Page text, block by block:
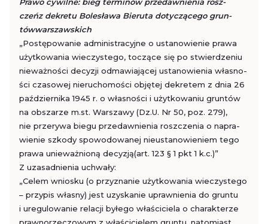
czeńz de­kre­tu Bo­le­sła­wa Bie­ru­ta do­ty­czą­ce­go grun­
tówwar­szaw­skich
„Po­stę­po­wa­nie ad­mi­ni­stra­cyj­ne o usta­no­wie­nie prawa
użyt­ko­wa­nia wie­czy­ste­go, to­czą­ce się po stwier­dze­niu
nie­waż­no­ści de­cy­zji od­ma­wia­ją­cej usta­no­wie­nia wła­sno­
ści cza­so­wej nie­ru­cho­mo­ści ob­ję­tej de­kre­tem z dnia 26
paź­dzier­ni­ka 1945 r. o wła­sno­ści i użyt­ko­wa­niu grun­tów
na ob­sza­rze m.​st. War­sza­wy (Dz.U. Nr 50, poz. 279),
nie prze­ry­wa biegu przedaw­nie­nia rosz­cze­nia o na­pra­
wie­nie szko­dy spo­wo­do­wa­nej nie­usta­no­wie­niem tego
prawa unie­waż­nio­ną de­cy­zją(art. 123 § 1 pkt 1 k.c.)”
Z uza­sad­nie­nia uchwa­ły:
„Celem wnio­sku (o przy­zna­nie użyt­ko­wa­nia wie­czy­ste­go
– przy­pis wła­sny) jest uzy­ska­nie upraw­nie­nia do grun­tu
i ure­gu­lo­wa­nie re­la­cji by­łe­go wła­ści­cie­la o cha­rak­te­rze